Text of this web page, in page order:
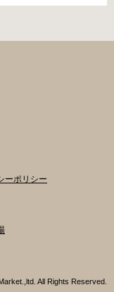
分証明証 守口市HP
合 三国ヶ丘自転車
1丁12-15 電話 三
駅 南海高野線百舌
の際に必要な書
された場合 片山
目22番 電話 06-
円 自転車の鍵
録申請書の提出
ではなく、Web上
用料金 登録手数料
荘駅駐輪センター
屋根あり 障害者：
生：1,800円／月
各駐輪場で定期
さい。 一時利用料
の自転車駐輪場 利
ってください。 利
／月 立体：上記以
ーポリシー
All Rights Reserved.